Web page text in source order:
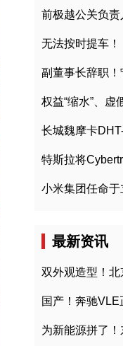
前极越公关负责
副董事长辞职
长城魏摩卡
最新资讯
双外观造型！
国产！奔驰VLE
为新能源拼了